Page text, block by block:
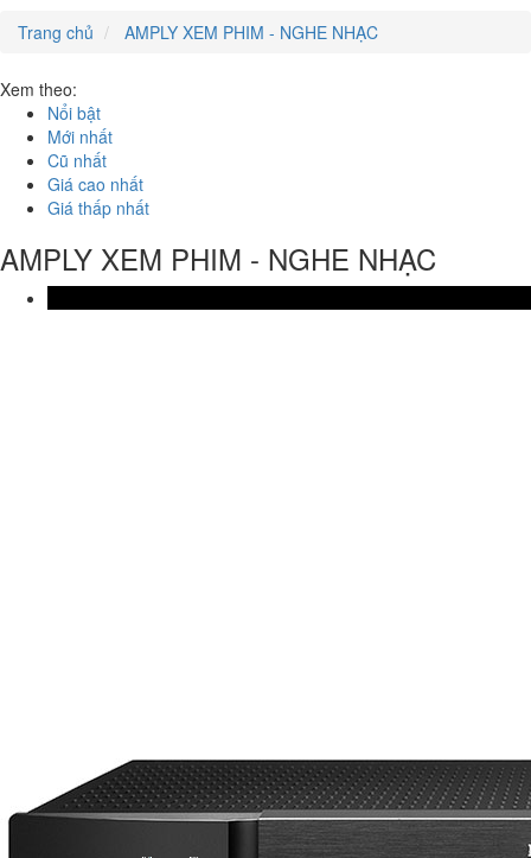
Trang chủ
AMPLY XEM PHIM - NGHE NHẠC
Xem theo:
Nổi bật
Mới nhất
Cũ nhất
Giá cao nhất
Giá thấp nhất
AMPLY XEM PHIM - NGHE NHẠC